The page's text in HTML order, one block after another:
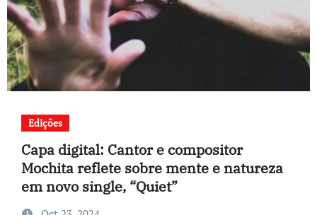
Edições
Capa digital: Cantor e compositor
Mochita reflete sobre mente e natureza
em novo single, “Quiet”